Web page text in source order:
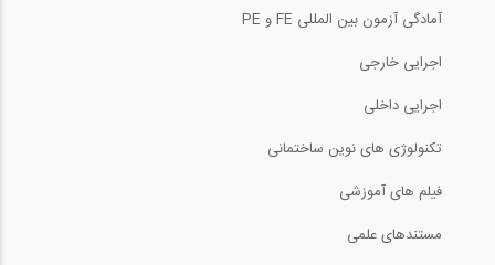
آمادگی آزمون بین المللی FE و PE
اجرایی خارجی
اجرایی داخلی
تکنولوژی های نوین ساختمانی
فیلم های آموزشی
مستندهای علمی